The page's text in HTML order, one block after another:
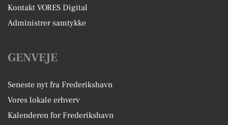
Kontakt VORES Digital
Administrer samtykke
GENVEJE
Seneste nyt fra Frederikshavn
Vores lokale erhverv
Kalenderen for Frederikshavn